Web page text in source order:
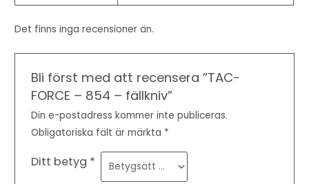
Det finns inga recensioner än.
Bli först med att recensera ”TAC-
FORCE – 854 – fällkniv”
Din e-postadress kommer inte publiceras.
Obligatoriska fält är märkta *
Ditt betyg *